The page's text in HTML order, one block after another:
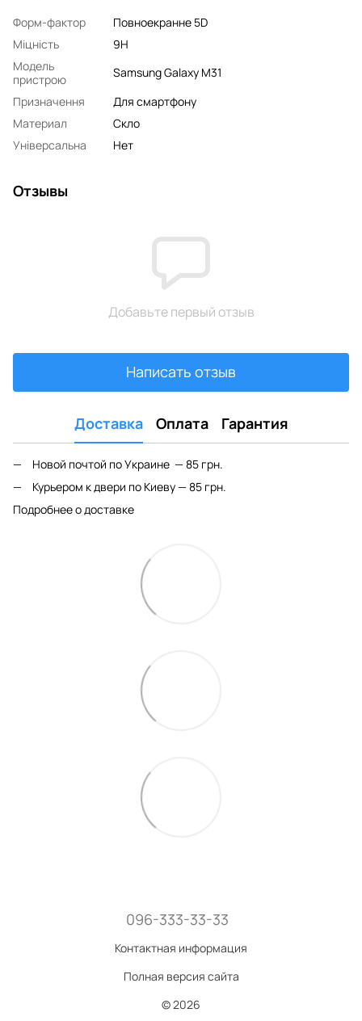
Форм-фактор
Повноекранне 5D
Міцність
9H
Модель
пристрою
Samsung Galaxy M31
Призначення
Для смартфону
Материал
Скло
Універсальна
Нет
Отзывы
Добавьте первый отзыв
Написать отзыв
Доставка Оплата Гарантия
Новой почтой по Украине — 85 грн.
Курьером к двери по Киеву — 85 грн.
Подробнее о доставке
096-333-33-33
Контактная информация
Полная версия сайта
© 2026